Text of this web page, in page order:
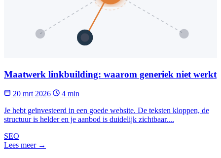
Maatwerk linkbuilding: waarom generiek niet werkt
20 mrt 2026
4 min
Je hebt geïnvesteerd in een goede website. De teksten kloppen, de
structuur is helder en je aanbod is duidelijk zichtbaar....
SEO
Lees meer →